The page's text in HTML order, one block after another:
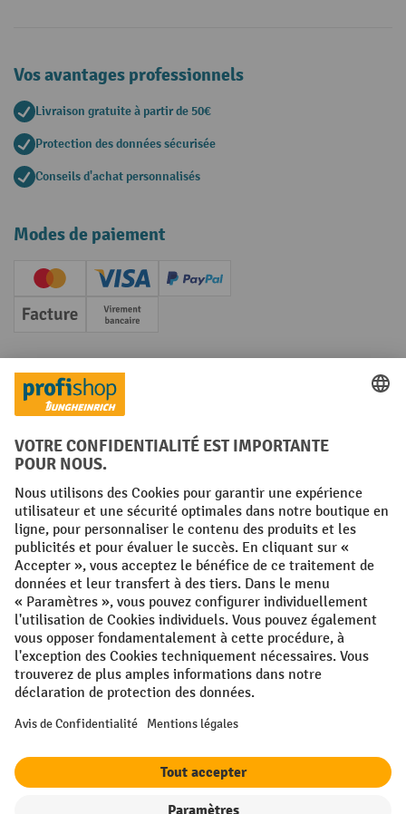
Vos avantages professionnels
Livraison gratuite à partir de 50€
Protection des données sécurisée
Conseils d'achat personnalisés
Modes de paiement
Creditcard (Master)Creditcard (Visa)
PayPal
Facture Paiement anticipé
Réseaux sociaux
Facebook
YouTube
LinkedInInstagram
Conditions générales Mentions légales
Protection des Données Politique de cookies
All prices excl. VAT plusshipping costsand possible delivery charges,
if not stated otherwise.
¹ La remise est valable jusqu'à épuisement des stocks. La remise ne
s'applique pas aux prix spéciaux. Il n'est pas possible de le combiner
avec d'autres réductions en pourcentage ou bons de réduction. | ² Une
réduction unique est offerte lors de la première inscription à la
toute commande d'un montant net minimum de 250 €. Le pourcentage
jusqu'à 10 %. Les transpalettes électriques, les gerbeurs électriques,
les chariots élévateurs électriques et l'outillage sont exclus de cette